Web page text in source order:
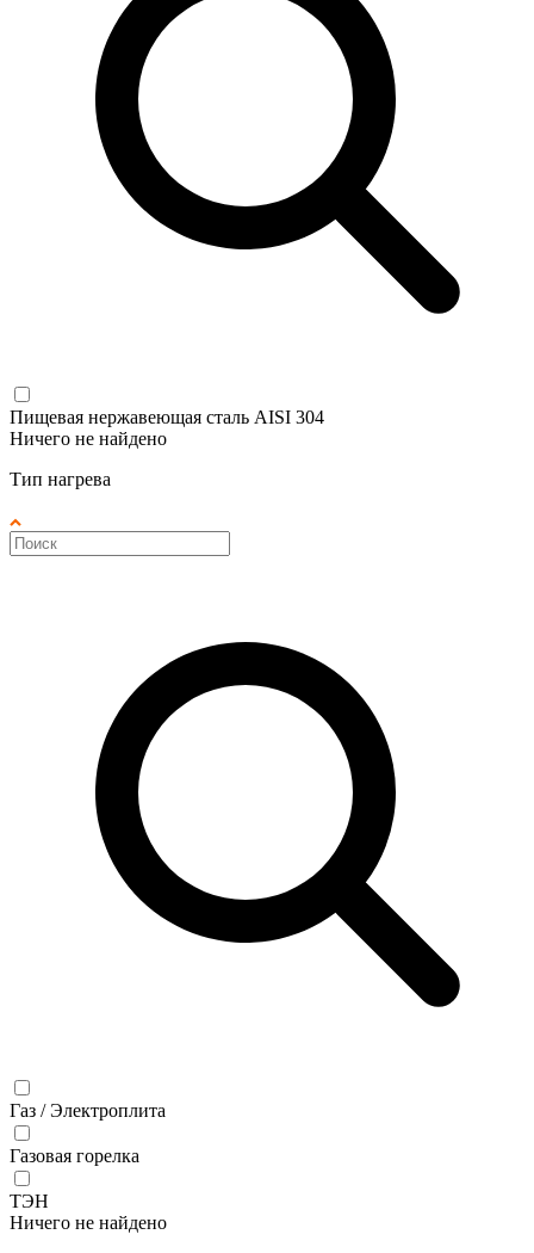
Пищевая нержавеющая сталь AISI 304
Ничего не найдено
Тип нагрева
Газ / Электроплита
Газовая горелка
ТЭН
Ничего не найдено